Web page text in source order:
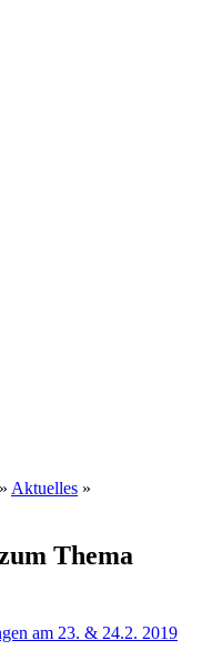
» Aktuelles »
Thema